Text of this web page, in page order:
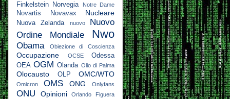
Finkelstein
Norvegia Notre Dame
Novartis Novavax Nucleare
Nuova Zelanda nuovo
Nuovo
Ordine Mondiale
Nwo
Obama Obiezione di Coscienza
Occupazione OCSE
Odessa
OEA OGM Olanda Olio di Palma
Olocausto OLP OMC/WTO
Omicron OMS ONG Onlyfans
ONU Opinioni
Orlando Figuera